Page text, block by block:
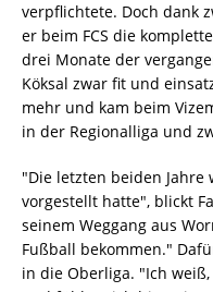
verpflichtete. Doch dank
er beim FCS die
drei Monate der
Köksal zwar fit und
mehr und kam beim
in der Regionalliga und
"Die letzten beiden
vorgestellt hatte", blickt
seinem Weggang aus
Fußball bekommen."
in die Oberliga. "Ich